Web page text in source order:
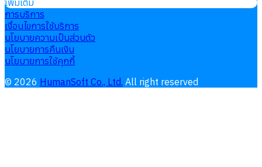
เพิ่มเติม
การบริการ
เงื่อนไขการใช้บริการ
นโยบายความเป็นส่วนตัว
นโยบายการคืนเงิน
นโยบายการใช้คุกกี้
© 2026 HumanSoft Co., Ltd. All right reserved